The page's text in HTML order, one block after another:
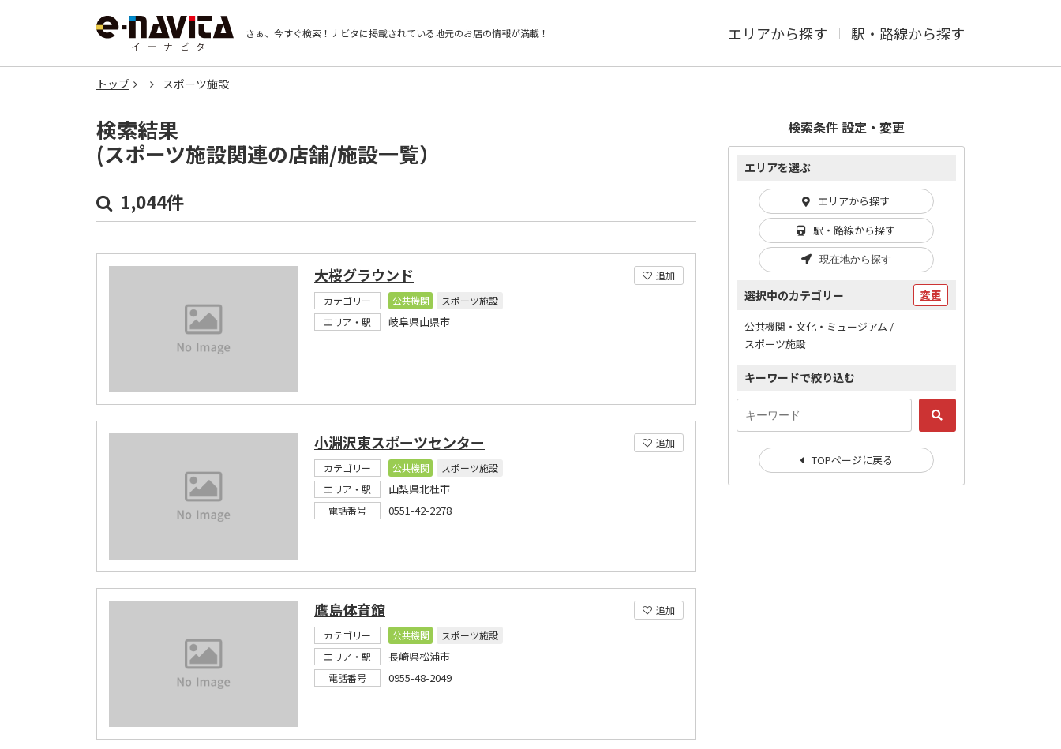
さぁ、今すぐ検索！ ナビタに掲載されている地元のお店の情報が満載！ エリアから探す 駅・路線から探す
トップ スポーツ施設
検索結果
(スポーツ施設関連の店舗/施設一覧）
1,044件
追加
大桜グラウンド
カテゴリー 公共機関
スポーツ施設
エリア・駅
岐阜県山県市
追加
小淵沢東スポーツセンター
カテゴリー 公共機関
スポーツ施設
エリア・駅
山梨県北杜市
電話番号 0551-42-2278
追加
鷹島体育館
カテゴリー 公共機関
スポーツ施設
エリア・駅
長崎県松浦市
電話番号 0955-48-2049
検索条件 設定・変更
エリアを選ぶ
エリアから探す
駅・路線から探す
現在地から探す
選択中のカテゴリー 変更
公共機関・文化・ミュージアム /
スポーツ施設
キーワードで絞り込む
TOPページに戻る